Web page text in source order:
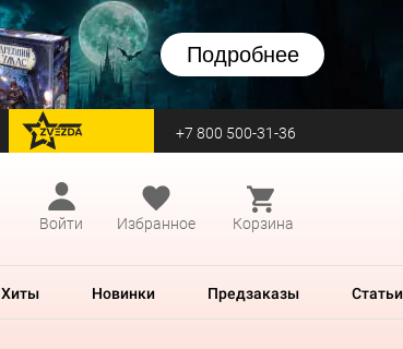
Подробнее
перейти на Zvezda +7 800 500-31-36
Войти
Избранное Корзина
Хиты Новинки Предзаказы Статьи